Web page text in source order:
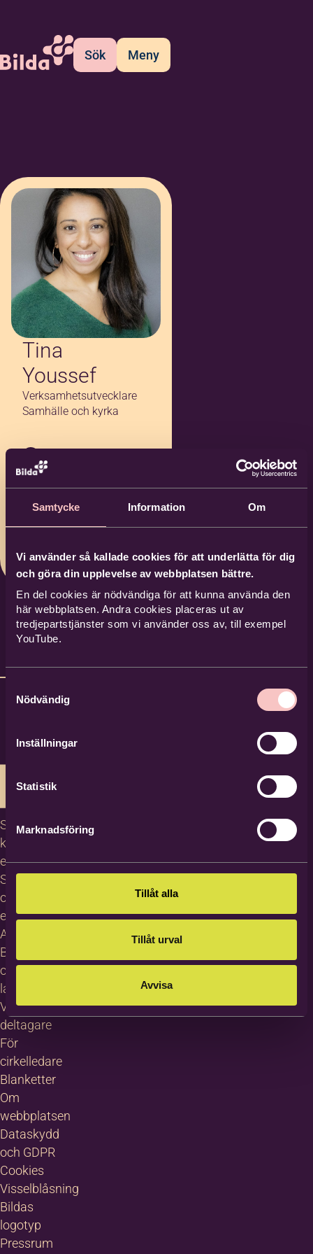
Samtycke Information Om
Vi använder så kallade cookies för att underlätta för dig
och göra din upplevelse av webbplatsen bättre.
En del cookies är nödvändiga för att kunna använda den
här webbplatsen. Andra cookies placeras ut av
tredjepartstjänster som vi använder oss av, till exempel
YouTube.
Nödvändig
Inställningar
Statistik
Marknadsföring
Tillåt alla
Tillåt urval
Avvisa
Sök Meny
Tina
Youssef
Verksamhetsutvecklare
Samhälle och kyrka
tina.youssef@bild
Studiecirklar,
kurser och
evenemang
Studiematerial
och
erbjudanden
About
Bilda in
other
languages
Villkor för
deltagare
För
cirkelledare
Blanketter
Om
webbplatsen
Dataskydd
och GDPR
Cookies
Visselblåsning
Bildas
logotyp
Pressrum